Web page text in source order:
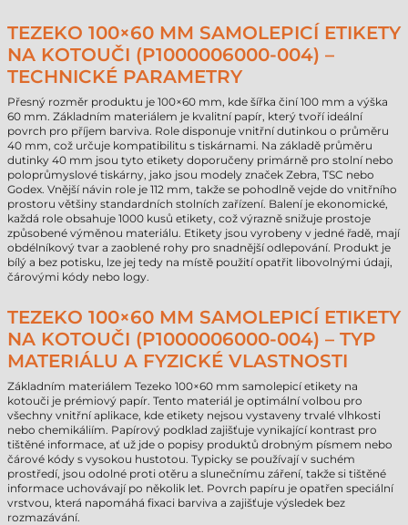
TEZEKO 100×60 MM SAMOLEPICÍ ETIKETY
NA KOTOUČI (P1000006000-004) –
TECHNICKÉ PARAMETRY
Přesný rozměr produktu je 100×60 mm, kde šířka činí 100 mm a výška
60 mm. Základním materiálem je kvalitní papír, který tvoří ideální
povrch pro příjem barviva. Role disponuje vnitřní dutinkou o průměru
40 mm, což určuje kompatibilitu s tiskárnami. Na základě průměru
dutinky 40 mm jsou tyto etikety doporučeny primárně pro stolní nebo
poloprůmyslové tiskárny, jako jsou modely značek Zebra, TSC nebo
Godex. Vnější návin role je 112 mm, takže se pohodlně vejde do vnitřního
prostoru většiny standardních stolních zařízení. Balení je ekonomické,
každá role obsahuje 1000 kusů etikety, což výrazně snižuje prostoje
způsobené výměnou materiálu. Etikety jsou vyrobeny v jedné řadě, mají
obdélníkový tvar a zaoblené rohy pro snadnější odlepování. Produkt je
bílý a bez potisku, lze jej tedy na místě použití opatřit libovolnými údaji,
čárovými kódy nebo logy.
TEZEKO 100×60 MM SAMOLEPICÍ ETIKETY
NA KOTOUČI (P1000006000-004) – TYP
MATERIÁLU A FYZICKÉ VLASTNOSTI
Základním materiálem Tezeko 100×60 mm samolepicí etikety na
kotouči je prémiový papír. Tento materiál je optimální volbou pro
všechny vnitřní aplikace, kde etikety nejsou vystaveny trvalé vlhkosti
nebo chemikáliím. Papírový podklad zajišťuje vynikající kontrast pro
tištěné informace, ať už jde o popisy produktů drobným písmem nebo
čárové kódy s vysokou hustotou. Typicky se používají v suchém
prostředí, jsou odolné proti otěru a slunečnímu záření, takže si tištěné
informace uchovávají po několik let. Povrch papíru je opatřen speciální
vrstvou, která napomáhá fixaci barviva a zajišťuje výsledek bez
rozmazávání.